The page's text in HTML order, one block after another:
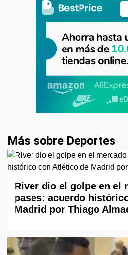
Más sobre Deportes
River dio el golpe en el
pases: acuerdo
Madrid por Thiago